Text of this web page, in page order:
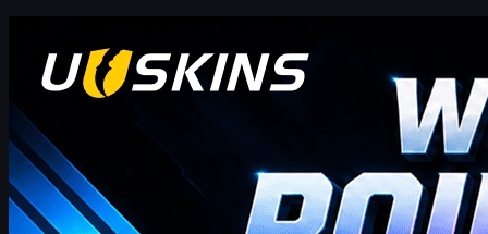
Hei CS2-kauppiaat! Tervetuloa viikoittaiseen
bonusblogiimme!
josta löydät tämän viikon uusimmat ja kattavimmat UUSKINS-
lahjapistekoodit. Päivitämme tätä sivua viikoittain
tarjotaksemme sinulle ylimääräisiä lahjapisteitä. Niin kauan kuin
tilauksesi täyttää vastaavan summan, voit käyttää alla olevia
koodeja lunastaaksesi pisteitä ja vaihtaaksesi ne suosikki-CS2-